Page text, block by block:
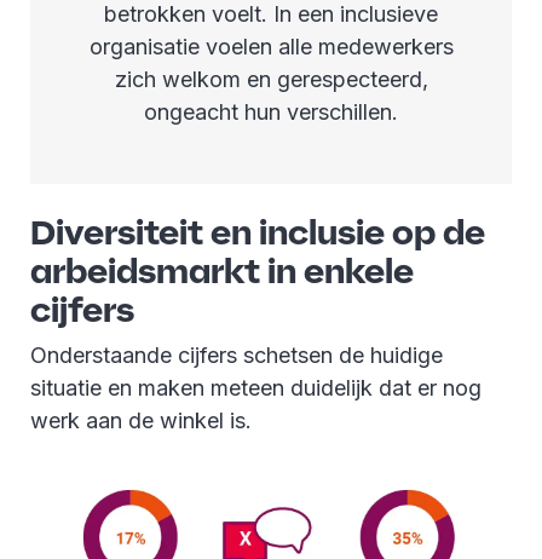
betrokken voelt. In een inclusieve
organisatie voelen alle medewerkers
zich welkom en gerespecteerd,
ongeacht hun verschillen.
Diversiteit en inclusie op de
arbeidsmarkt in enkele
cijfers
Onderstaande cijfers schetsen de huidige
situatie en maken meteen duidelijk dat er nog
werk aan de winkel is.